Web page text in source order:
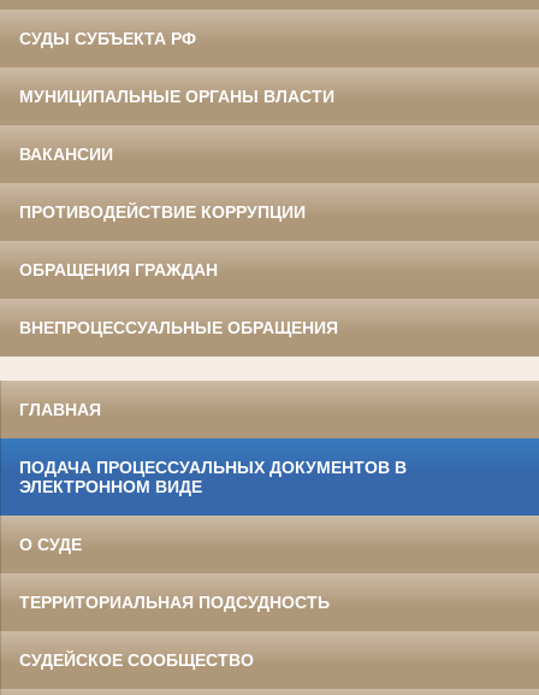
СУДЫ СУБЪЕКТА РФ
МУНИЦИПАЛЬНЫЕ ОРГАНЫ ВЛАСТИ
ВАКАНСИИ
ПРОТИВОДЕЙСТВИЕ КОРРУПЦИИ
ОБРАЩЕНИЯ ГРАЖДАН
ВНЕПРОЦЕССУАЛЬНЫЕ ОБРАЩЕНИЯ
ГЛАВНАЯ
ПОДАЧА ПРОЦЕССУАЛЬНЫХ ДОКУМЕНТОВ В
ЭЛЕКТРОННОМ ВИДЕ
О СУДЕ
ТЕРРИТОРИАЛЬНАЯ ПОДСУДНОСТЬ
СУДЕЙСКОЕ СООБЩЕСТВО